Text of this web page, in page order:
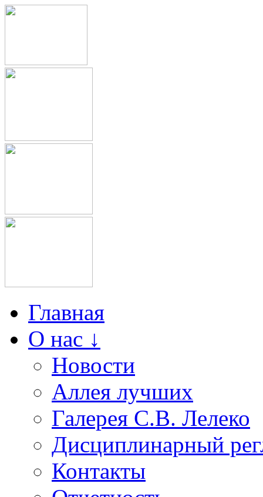
Главная
О нас ↓
Новости
Аллея лучших
Галерея С.В. Лелеко
Дисциплинарный
Контакты